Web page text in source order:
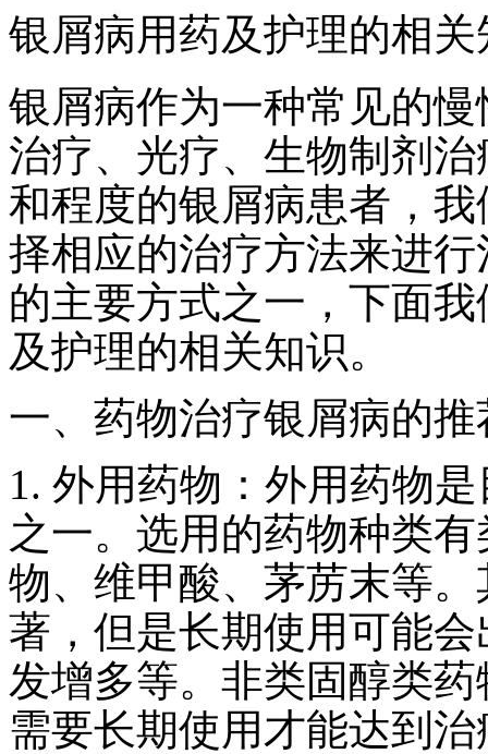
银屑病用药及护理的相
银屑病作为一种常见的
治疗、光疗、生物制剂
和程度的银屑病患者，
择相应的治疗方法来进
的主要方式之一，下面
及护理的相关知识。
一、药物治疗银屑病的推
1. 外用药物：外用药物
之一。选用的药物种类
物、维甲酸、茅苈末等
著，但是长期使用可能
发增多等。非类固醇类
需要长期使用才能达到